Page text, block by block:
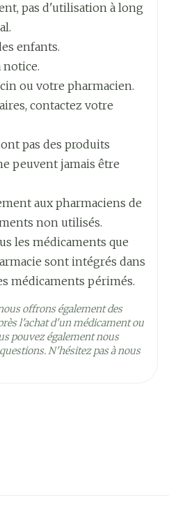
placebo
ambiante (15°C -
pas d'utilisation à long
enfants.
ou votre pharmacien.
contactez votre
pas des produits
peuvent jamais être
aux pharmaciens de
non utilisés.
les médicaments que
sont intégrés dans
médicaments périmés.
offrons également des
l'achat d'un médicament ou
pouvez également nous
N'hésitez pas à nous